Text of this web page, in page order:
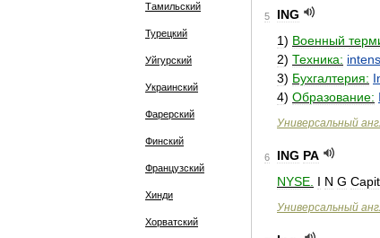
Тамильский
Турецкий
Уйгурский
Украинский
Фарерский
Финский
Французский
Хинди
Хорватский
5
ING
1) Военный
2) Техника:
3) Бухгалтерия:
4) Образование:
Универсальный
6 ING PA
NYSE I N G
Универсальный